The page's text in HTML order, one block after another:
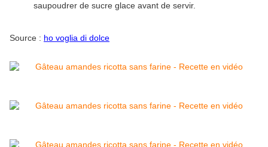
saupoudrer de sucre glace avant de servir.
Source : ho voglia di dolce